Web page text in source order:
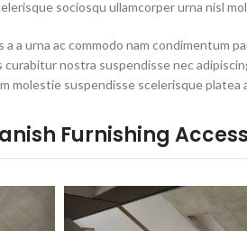
sociosqu ullamcorper urna nisl
a a urna ac commodo nam
curabitur nostra suspendisse nec
molestie suspendisse scelerisque platea
Furnishing